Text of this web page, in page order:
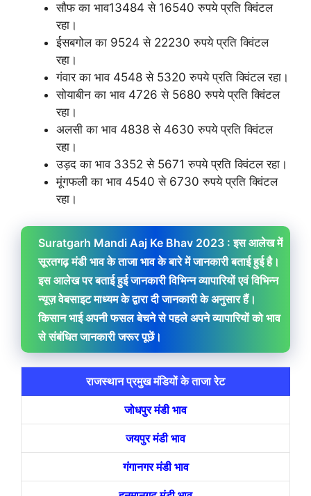
सौफ का भाव13484 से 16540 रुपये प्रति क्विंटल
रहा।
ईसबगोल का 9524 से 22230 रुपये प्रति क्विंटल
रहा।
गंवार का भाव 4548 से 5320 रुपये प्रति क्विंटल रहा।
सोयाबीन का भाव 4726 से 5680 रुपये प्रति क्विंटल
रहा।
अलसी का भाव 4838 से 4630 रुपये प्रति क्विंटल
रहा।
उड़द का भाव 3352 से 5671 रुपये प्रति क्विंटल रहा।
मूंगफली का भाव 4540 से 6730 रुपये प्रति क्विंटल
रहा।
Suratgarh Mandi Aaj Ke Bhav 2023 : इस आलेख में
सूरतगढ़ मंडी भाव के ताजा भाव के बारे में जानकारी बताई हुई है।
इस आलेख पर बताई हुई जानकारी विभिन्न व्यापारियों एवं विभिन्न
न्यूज़ वेबसाइट माध्यम के द्वारा दी जानकारी के अनुसार हैं।
किसान भाई अपनी फसल बेचने से पहले अपने व्यापारियों को भाव
से संबंधित जानकारी जरूर पूछें।
राजस्थान प्रमुख मंडियों के ताजा रेट
जोधपुर मंडी भाव
जयपुर मंडी भाव
गंगानगर मंडी भाव